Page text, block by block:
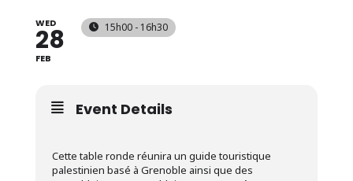
WED
28
FEB
15h00 - 16h30
Event Details
Cette table ronde réunira un guide touristique
palestinien basé à Grenoble ainsi que des